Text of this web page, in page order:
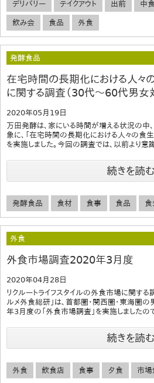
デリバリー テイクアウト 出前 中
飲み会 食品 外食
発酵食品
在宅時間の長期化における人々
に関する調査（30代～60代男女
2020年05月19日
万田発酵は、家にいる時間が増える状況の
象に、「在宅時間の長期化における人々の食
を実施しました。今回の調査では、以前より意
続きを読
発酵食品 食材 食事 食品 食
外食
外食市場調査2020年3月度
2020年04月28日
リクルートライフスタイルの外食市場に関する
ルメ外食総研」は、首都圏・関西圏・東海圏
年3月度の「外食市場調査」を実施しました
続きを読
外食 飲食店 食事 夕食 市場